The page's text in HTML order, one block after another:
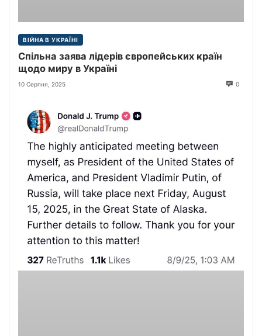
ВІЙНА В УКРАЇНІ
Спільна заява лідерів європейських країн
щодо миру в Україні
10 Серпня, 2025 0